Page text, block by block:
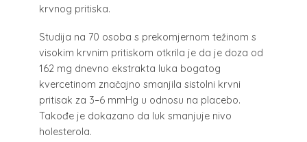
krvnog pritiska.
Studija na 70 osoba s prekomjernom težinom s
visokim krvnim pritiskom otkrila je da je doza od
162 mg dnevno ekstrakta luka bogatog
kvercetinom značajno smanjila sistolni krvni
pritisak za 3–6 mmHg u odnosu na placebo.
Takođe je dokazano da luk smanjuje nivo
holesterola.